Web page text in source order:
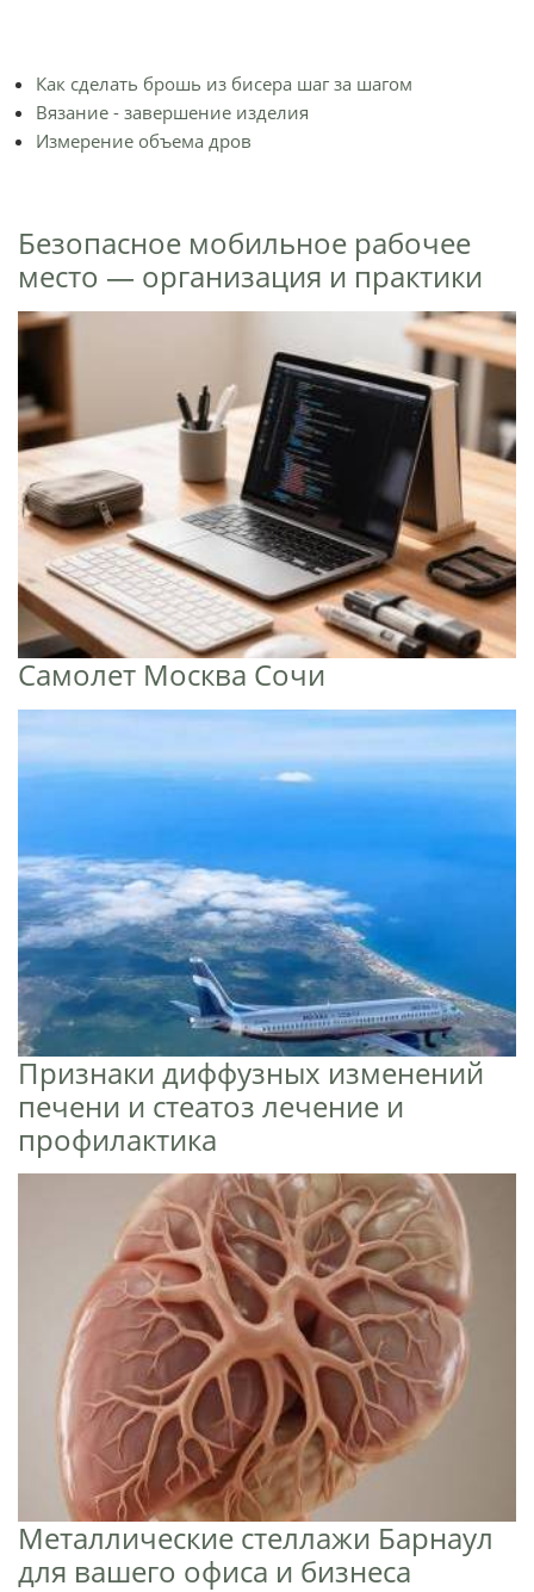
Как сделать брошь из бисера шаг за шагом
Вязание - завершение изделия
Измерение объема дров
Безопасное мобильное рабочее
место — организация и практики
Самолет Москва Сочи
Признаки диффузных изменений
печени и стеатоз лечение и
профилактика
Металлические стеллажи Барнаул
для вашего офиса и бизнеса